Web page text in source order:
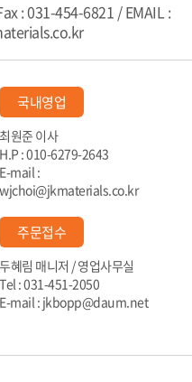
: 031-454-6821 / EMAIL :
국내영업
최원준 이사
H.P : 010-6279-2643
E-mail :
wjchoi@jkmaterials.co.kr
주문접수
두혜림 매니저 / 영업사무실
Tel : 031-451-2050
E-mail : jkbopp@daum.net